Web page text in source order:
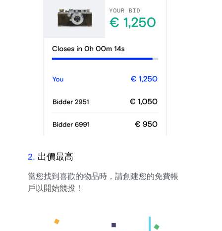
2. 出價最高
當您找到喜歡的物品時，請創建您的免費帳
戶以開始競投！